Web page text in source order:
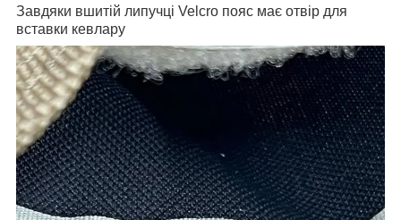
Завдяки вшитій липучці Velcro пояс має отвір для
вставки кевлару